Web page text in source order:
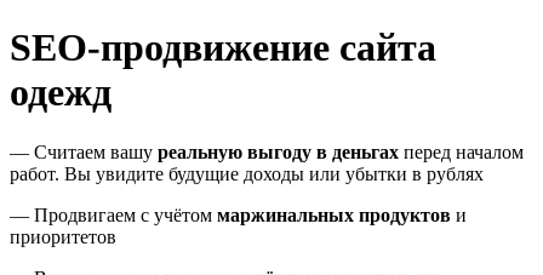
SEO-продвижение сайта
одежд
— Считаем вашу реальную выгоду в деньгах перед началом
работ. Вы увидите будущие доходы или убытки в рублях
— Продвигаем с учётом маржинальных продуктов и
приоритетов